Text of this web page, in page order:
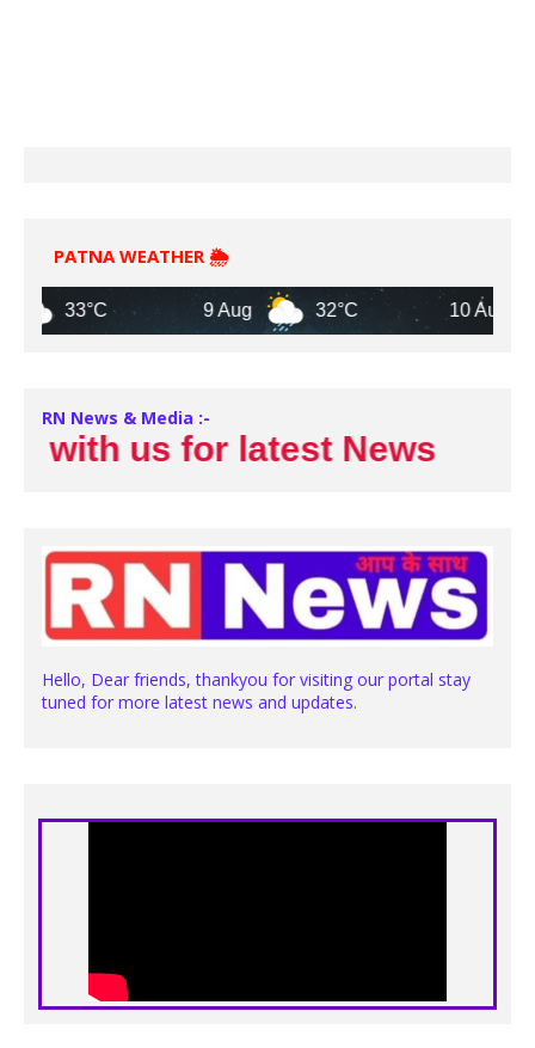
PATNA WEATHER 🌦️
33°C 9 Aug 32°C 10 Aug
RN News & Media :-
us for latest News
Hello, Dear friends, thankyou for visiting our portal stay
tuned for more latest news and updates.